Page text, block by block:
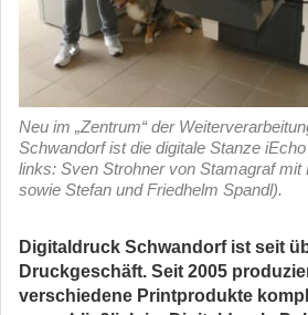
Neu im „Zentrum“ der
Schwandorf ist die digitale Stanze
links: Sven Strohner von Stamagraf mit
sowie Stefan und Friedhelm Spandl).
Digitaldruck Schwandorf ist seit
Druckgeschäft. Seit 2005
verschiedene Printprodukte